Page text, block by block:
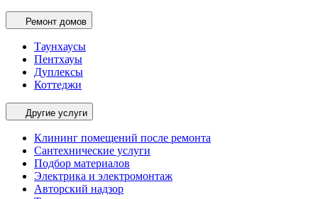
Ремонт домов
Таунхаусы
Пентхауы
Дуплексы
Коттеджи
Другие услуги
Клининг помещений после ремонта
Сантехнические услуги
Подбор материалов
Электрика и электромонтаж
Авторский надзор